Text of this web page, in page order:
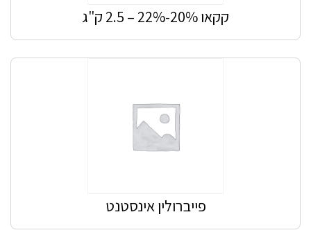
קקאו 20%-22% – 2.5 ק"ג
פייברולין אינסטנט